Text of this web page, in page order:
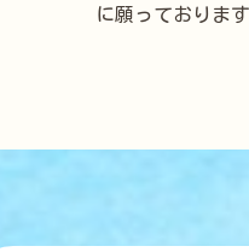
に願っております